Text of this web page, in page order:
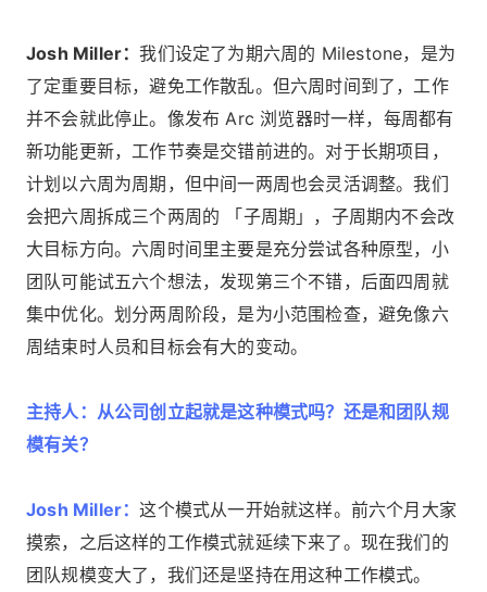
Josh Miller：我们设定了为期六周的 Milestone，是为
了定重要目标，避免工作散乱。但六周时间到了，工作
并不会就此停止。像发布 Arc 浏览器时一样，每周都有
新功能更新，工作节奏是交错前进的。对于长期项目，
计划以六周为周期，但中间一两周也会灵活调整。我们
会把六周拆成三个两周的 「子周期」，子周期内不会改
大目标方向。六周时间里主要是充分尝试各种原型，小
团队可能试五六个想法，发现第三个不错，后面四周就
集中优化。划分两周阶段，是为小范围检查，避免像六
周结束时人员和目标会有大的变动。
主持人：从公司创立起就是这种模式吗？还是和团队规
模有关？
Josh Miller：这个模式从一开始就这样。前六个月大家
摸索，之后这样的工作模式就延续下来了。现在我们的
团队规模变大了，我们还是坚持在用这种工作模式。